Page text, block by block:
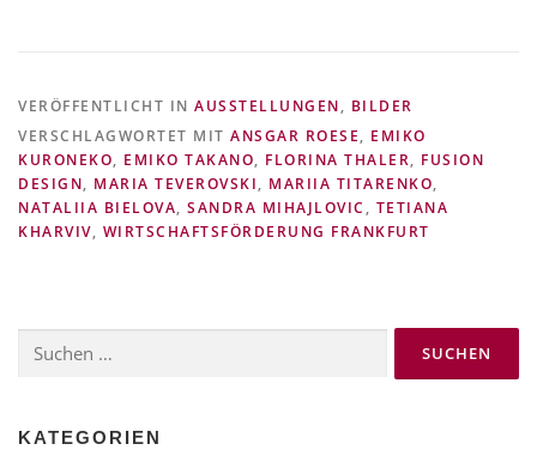
VERÖFFENTLICHT IN AUSSTELLUNGEN, BILDER
VERSCHLAGWORTET MIT ANSGAR ROESE, EMIKO
KURONEKO, EMIKO TAKANO, FLORINA THALER, FUSION
DESIGN, MARIA TEVEROVSKI, MARIIA TITARENKO,
NATALIIA BIELOVA, SANDRA MIHAJLOVIC , TETIANA
KHARVIV, WIRTSCHAFTSFÖRDERUNG FRANKFURT
nach:
KATEGORIEN